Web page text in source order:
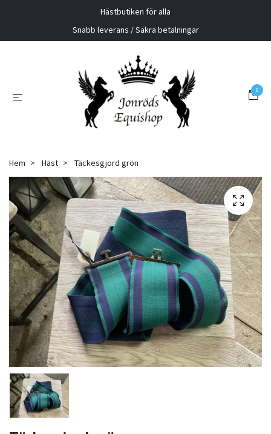
Hästbutiken för alla
Snabb leverans / Säkra betalningar
0
Hem Häst Täckesgjord grön